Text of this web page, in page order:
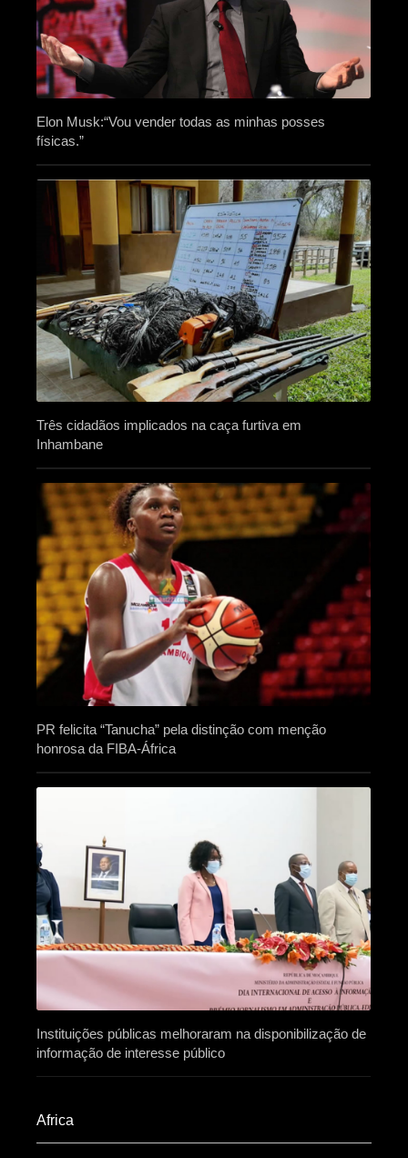
Elon Musk:“Vou vender todas as minhas posses
físicas.”
Três cidadãos implicados na caça furtiva em
Inhambane
PR felicita “Tanucha” pela distinção com menção
honrosa da FIBA-África
Instituições públicas melhoraram na disponibilização de
informação de interesse público
Africa​